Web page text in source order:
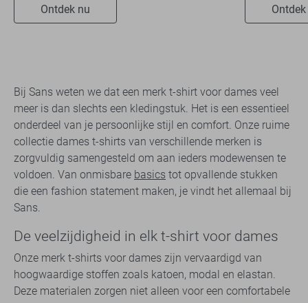
Ontdek nu
Bij Sans weten we dat een merk t-shirt voor dames veel
meer is dan slechts een kledingstuk. Het is een essentieel
onderdeel van je persoonlijke stijl en comfort. Onze ruime
collectie dames t-shirts van verschillende merken is
zorgvuldig samengesteld om aan ieders modewensen te
voldoen. Van onmisbare basics tot opvallende stukken
die een fashion statement maken, je vindt het allemaal bij
Sans.
De veelzijdigheid in elk t-shirt voor dames
Onze merk t-shirts voor dames zijn vervaardigd van
hoogwaardige stoffen zoals katoen, modal en elastan.
Deze materialen zorgen niet alleen voor een comfortabele